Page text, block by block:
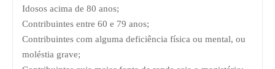
Idosos acima de 80 anos;
Contribuintes entre 60 e 79 anos;
Contribuintes com alguma deficiência física ou mental, ou
moléstia grave;